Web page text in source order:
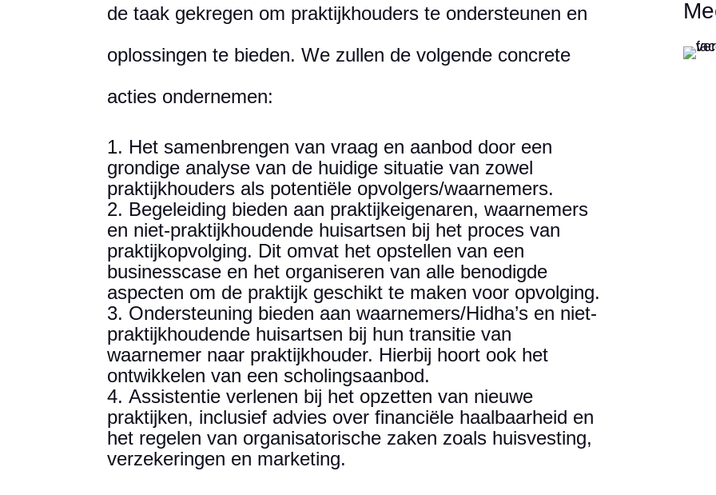
de taak gekregen om praktijkhouders te ondersteunen en
oplossingen te bieden. We zullen de volgende concrete
acties ondernemen:
Het samenbrengen van vraag en aanbod door een
grondige analyse van de huidige situatie van zowel
praktijkhouders als potentiële opvolgers/waarnemers.
Begeleiding bieden aan praktijkeigenaren, waarnemers
en niet-praktijkhoudende huisartsen bij het proces van
praktijkopvolging. Dit omvat het opstellen van een
businesscase en het organiseren van alle benodigde
aspecten om de praktijk geschikt te maken voor opvolging.
Ondersteuning bieden aan waarnemers/Hidha’s en niet-
praktijkhoudende huisartsen bij hun transitie van
waarnemer naar praktijkhouder. Hierbij hoort ook het
ontwikkelen van een scholingsaanbod.
Assistentie verlenen bij het opzetten van nieuwe
praktijken, inclusief advies over financiële haalbaarheid en
het regelen van organisatorische zaken zoals huisvesting,
verzekeringen en marketing.